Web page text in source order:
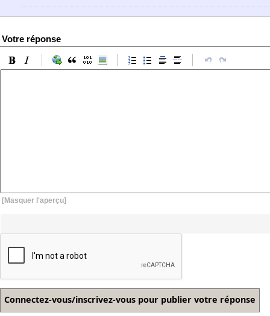
Votre réponse
[Masquer l'aperçu]